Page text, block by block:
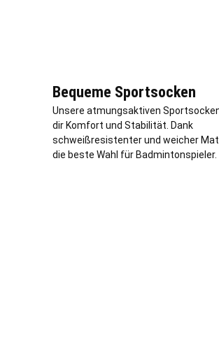
Bequeme Sportsocken
Unsere atmungsaktiven
dir Komfort und Stabilität. Dank
schweißresistenter und weicher
die beste Wahl für Badmintonspieler.